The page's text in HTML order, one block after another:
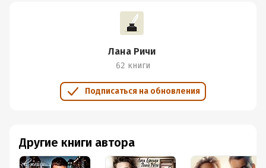
Лана Ричи
62 книги
Подписаться на обновления
Другие книги автора